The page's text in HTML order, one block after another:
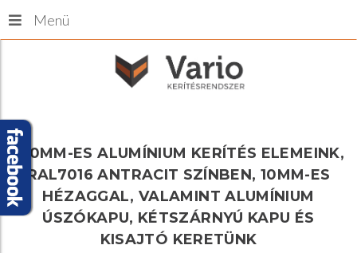
Menü
100MM-ES ALUMÍNIUM KERÍTÉS ELEMEINK,
RAL7016 ANTRACIT SZÍNBEN, 10MM-ES
HÉZAGGAL, VALAMINT ALUMÍNIUM
ÚSZÓKAPU, KÉTSZÁRNYÚ KAPU ÉS
KISAJTÓ KERETÜNK